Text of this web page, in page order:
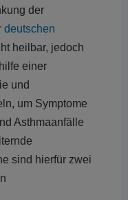
der
deutschen
heilbar, jedoch
einer
und
um Symptome
Asthmaanfälle
sind hierfür zwei